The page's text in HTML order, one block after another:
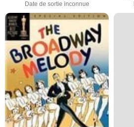
Date de sortie inconnue